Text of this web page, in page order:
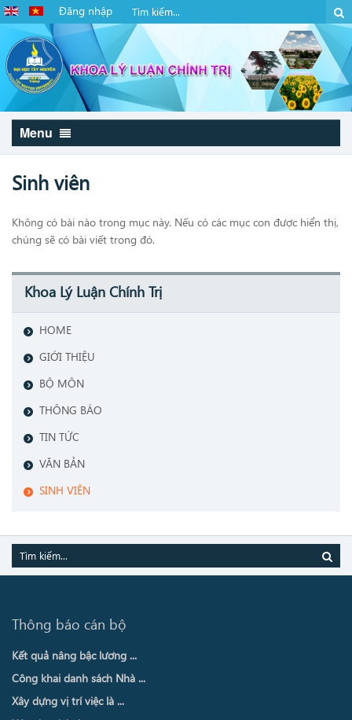
Đăng nhập
Menu
Sinh viên
Không có bài nào trong mục này. Nếu có các mục con được hiển thị,
chúng sẽ có bài viết trong đó.
Khoa Lý Luận Chính Trị
HOME
GIỚI THIỆU
BỘ MÔN
THÔNG BÁO
TIN TỨC
VĂN BẢN
SINH VIÊN
Thông báo cán bộ
Kết quả nâng bậc lương ...
Công khai danh sách Nhà ...
Xây dựng vị trí việc là ...